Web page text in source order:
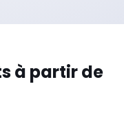
à partir de